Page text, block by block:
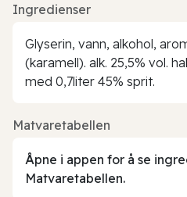
Ingredienser
Glyserin, vann, alkohol,
(karamell). alk. 25,5% vol.
med 0,7liter 45% sprit.
Matvaretabellen
Åpne i appen for å se
Matvaretabellen.